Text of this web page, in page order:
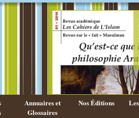
Annuaires et
Glossaires
Nos Éditions